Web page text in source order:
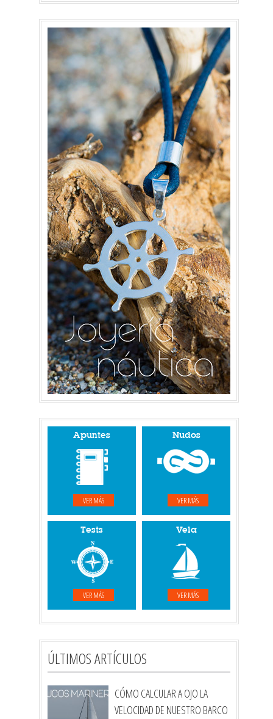
Apuntes
VER MÁS
Nudos
VER MÁS
Tests
VER MÁS
Vela
VER MÁS
ÚLTIMOS ARTÍCULOS
CÓMO CALCULAR A OJO LA
VELOCIDAD DE NUESTRO BARCO